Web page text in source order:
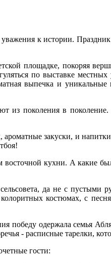
к истории.
площадке, покоряя
по выставке
выпечка и
поколения в
закуски, и
кухни. А какие
да не с
костюмах, с
победу одержала семья
- расписные тарелки,
гости: